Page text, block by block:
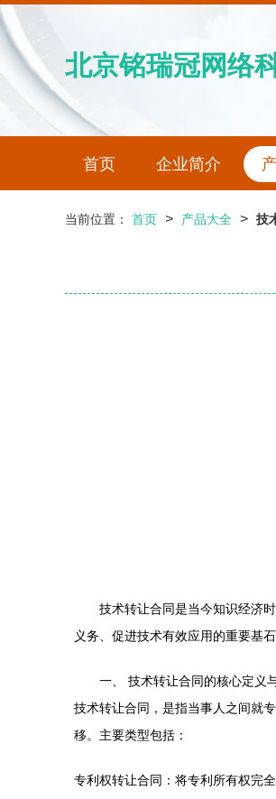
北京铭瑞冠网络
首页 企业简介
当前位置： 首页 > 产品大全 > 技
技术转让合同是当今知识经济
义务、促进技术有效应用的重要基石
一、 技术转让合同的核心定义
技术转让合同，是指当事人之间就
移。主要类型包括：
专利权转让合同：将专利所有权完全